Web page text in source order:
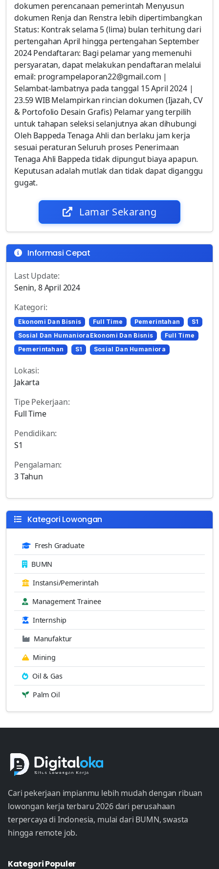
dokumen perencanaan pemerintah Menyusun
dokumen Renja dan Renstra lebih dipertimbangkan
Status: Kontrak selama 5 (lima) bulan terhitung dari
pertengahan April hingga pertengahan September
2024 Pendaftaran: Bagi pelamar yang memenuhi
persyaratan, dapat melakukan pendaftaran melalui
email: programpelaporan22@gmail.com |
Selambat-lambatnya pada tanggal 15 April 2024 |
23.59 WIB Melampirkan rincian dokumen (Ijazah, CV
& Portofolio Desain Grafis) Pelamar yang terpilih
untuk tahapan seleksi selanjutnya akan dihubungi
Oleh Bappeda Tenaga Ahli dan berlaku jam kerja
sesuai peraturan Seluruh proses Penerimaan
Tenaga Ahli Bappeda tidak dipungut biaya apapun.
Keputusan adalah mutlak dan tidak dapat diganggu
gugat.
Lamar Sekarang
Informasi Cepat
Last Update:
Senin, 8 April 2024
Kategori:
Ekonomi Dan Bisnis Full Time Pemerintahan
S1
Sosial Dan HumanioraEkonomi Dan Bisnis
Full Time
Pemerintahan
S1 Sosial Dan Humaniora
Lokasi:
Jakarta
Tipe Pekerjaan:
Full Time
Pendidikan:
S1
Pengalaman:
3 Tahun
Kategori Lowongan
Fresh Graduate
BUMN
Instansi/Pemerintah
Management Trainee
Internship
Manufaktur
Mining
Oil & Gas
Palm Oil
Cari pekerjaan impianmu lebih mudah dengan ribuan
lowongan kerja terbaru 2026 dari perusahaan
terpercaya di Indonesia, mulai dari BUMN, swasta
hingga remote job.
Kategori Populer